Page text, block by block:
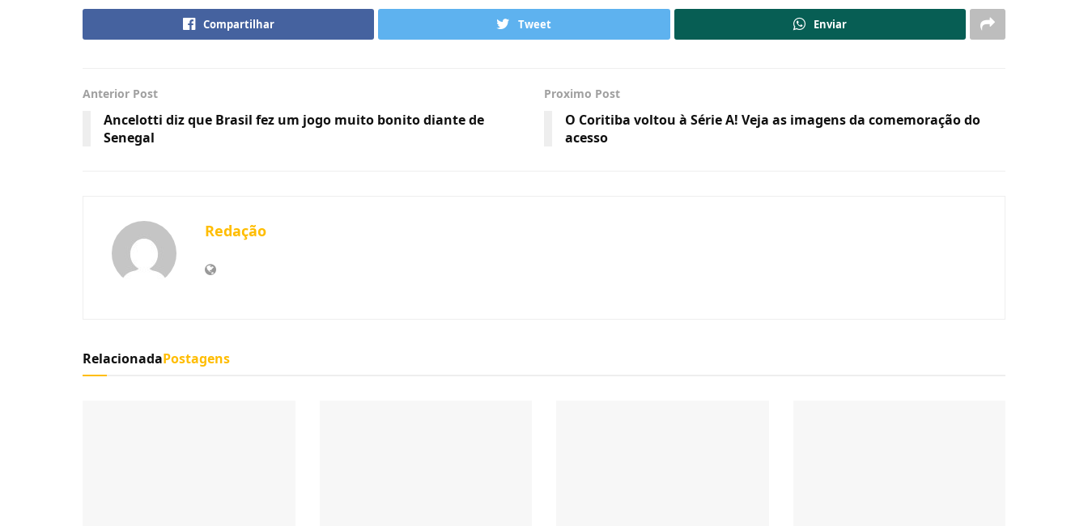
Compartilhar Tweet Enviar
Anterior Post
Ancelotti diz que Brasil fez um jogo muito bonito diante de
Senegal
Proximo Post
O Coritiba voltou à Série A! Veja as imagens da comemoração do
acesso
Redação
RelacionadaPostagens